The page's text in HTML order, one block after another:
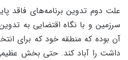
علت دوم تدوین برنامه‌های فاقد
سرزمین و با نگاه اقتضایی به
آن بوده که منطقه خود که برای
داشت را آباد کند. حتی بخش عظیمی